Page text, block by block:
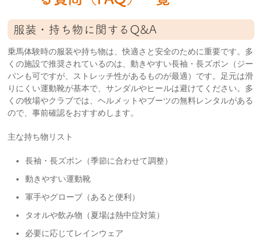
服装・持ち物に関するQ&A
乗馬体験時の服装や持ち物は、快適さと安全のために重要です。多
くの施設で推奨されているのは、動きやすい長袖・長ズボン（ジー
パンも可ですが、ストレッチ性があるものが最適）です。足元は滑
りにくい運動靴が基本で、サンダルやヒールは避けてください。多
くの牧場やクラブでは、ヘルメットやブーツの無料レンタルがある
ので、事前確認をおすすめします。
主な持ち物リスト
長袖・長ズボン（季節に合わせて調整）
動きやすい運動靴
軍手やグローブ（あると便利）
タオルや飲み物（夏場は熱中症対策）
必要に応じてレインウェア